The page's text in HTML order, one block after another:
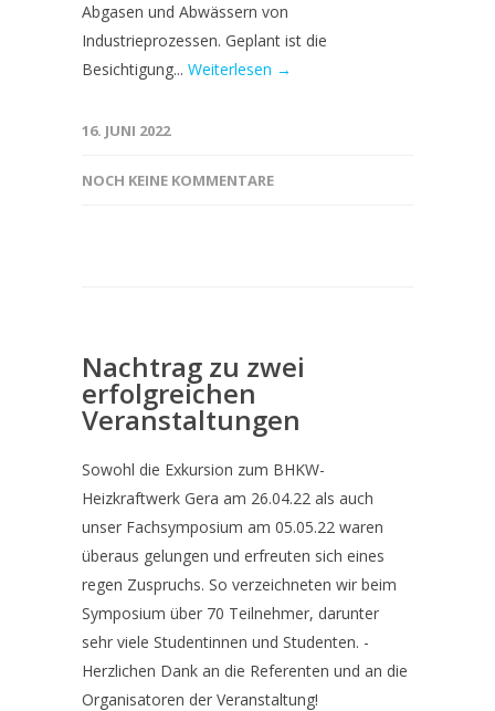
Abgasen und Abwässern von
Industrieprozessen. Geplant ist die
Besichtigung... Weiterlesen →
16. JUNI 2022
NOCH KEINE KOMMENTARE
Nachtrag zu zwei
erfolgreichen
Veranstaltungen
Sowohl die Exkursion zum BHKW-
Heizkraftwerk Gera am 26.04.22 als auch
unser Fachsymposium am 05.05.22 waren
überaus gelungen und erfreuten sich eines
regen Zuspruchs. So verzeichneten wir beim
Symposium über 70 Teilnehmer, darunter
sehr viele Studentinnen und Studenten. -
Herzlichen Dank an die Referenten und an die
Organisatoren der Veranstaltung!